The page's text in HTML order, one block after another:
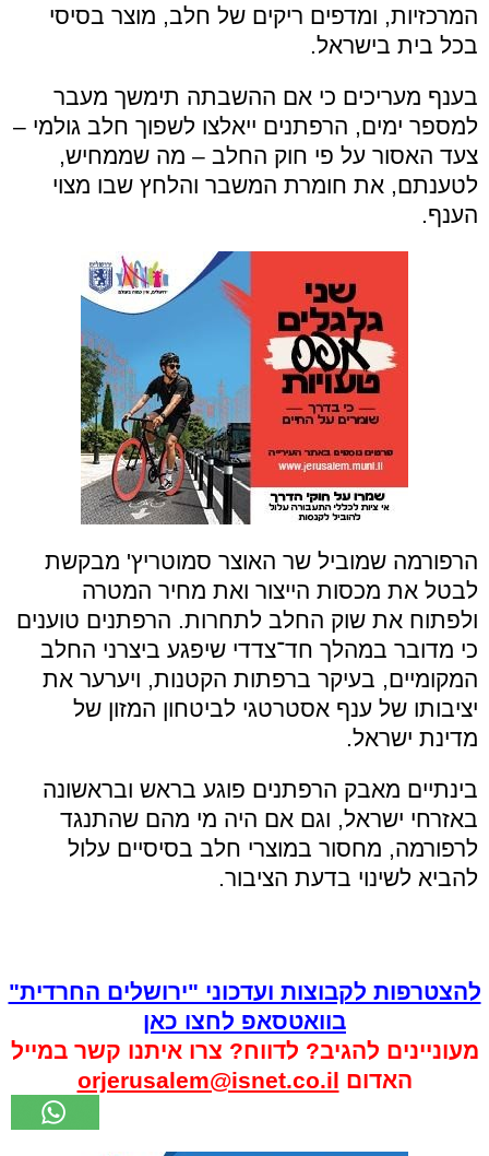
המרכזיות, ומדפים ריקים של חלב, מוצר בסיסי
בכל בית בישראל.
בענף מעריכים כי אם ההשבתה תימשך מעבר
למספר ימים, הרפתנים ייאלצו לשפוך חלב גולמי –
צעד האסור על פי חוק החלב – מה שממחיש,
לטענתם, את חומרת המשבר והלחץ שבו מצוי
הענף.
הרפורמה שמוביל שר האוצר סמוטריץ' מבקשת
לבטל את מכסות הייצור ואת מחיר המטרה
ולפתוח את שוק החלב לתחרות. הרפתנים טוענים
כי מדובר במהלך חד־צדדי שיפגע ביצרני החלב
המקומיים, בעיקר ברפתות הקטנות, ויערער את
יציבותו של ענף אסטרטגי לביטחון המזון של
מדינת ישראל.
בינתיים מאבק הרפתנים פוגע בראש ובראשונה
באזרחי ישראל, וגם אם היה מי מהם שהתנגד
לרפורמה, מחסור במוצרי חלב בסיסיים עלול
להביא לשינוי בדעת הציבור.
להצטרפות לקבוצות ועדכוני "ירושלים החרדית"
בוואטסאפ לחצו כאן
מעוניינים להגיב? לדווח? צרו איתנו קשר במייל
האדום orjerusalem@isnet.co.il